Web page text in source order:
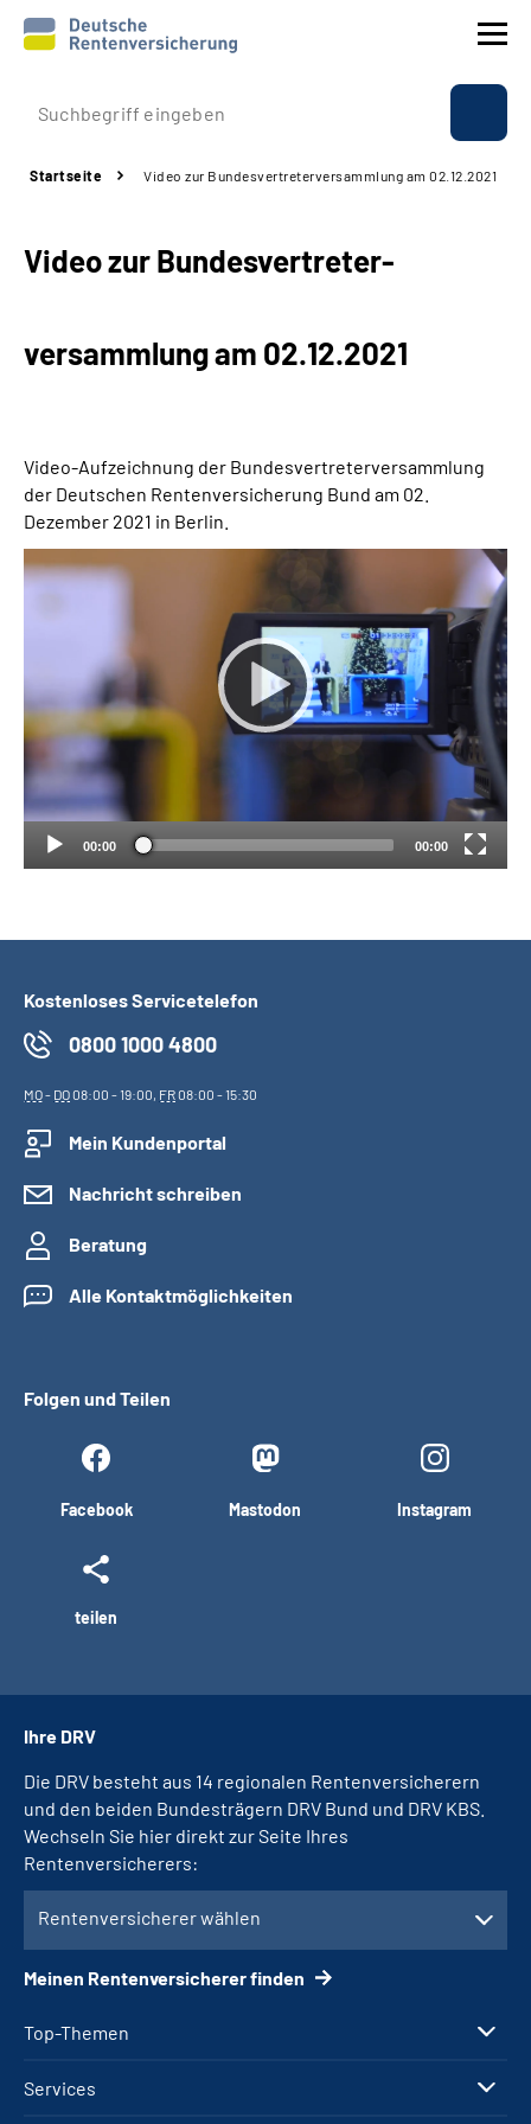
Prävention
Rente
Über uns & Presse
Online-Services
Suche
Inhalte in Gebärdensprache (DGS)
Leichte Sprache
Startseite Video zur Bundesvertreter­versammlung am 02.12.2021
Video zur Bundesvertreter­
versammlung am 02.12.2021
Video-Aufzeichnung der Bundesvertreterversammlung
der Deutschen Rentenversicherung Bund am 02.
Dezember 2021 in Berlin.
00:00 00:00
Kostenloses Servicetelefon
0800 1000 4800
MO- DO08:00 - 19:00, FR08:00 - 15:30
Mein Kundenportal
Nachricht schreiben
Beratung
Alle Kontaktmöglichkeiten
Folgen und Teilen
Facebook Mastodon Instagram
teilen
Top-Themen
Services
Ihre DRV
Die DRV besteht aus 14 regionalen Rentenversicherern
und den beiden Bundesträgern DRV Bund und DRV KBS.
Wechseln Sie hier direkt zur Seite Ihres
Rentenversicherers:
Rentenversicherer wählen
Meinen Rentenversicherer finden